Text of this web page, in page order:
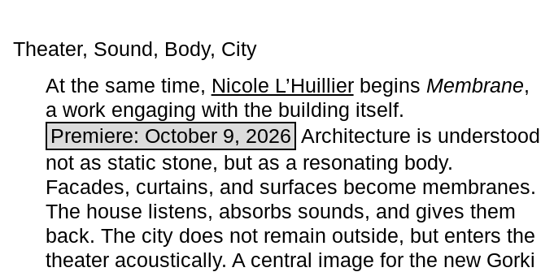
Theater, Sound, Body, City
At the same time, Nicole L’Huillierbegins ­ Membrane,
a work engaging with the building itself.
Premiere: October 9, 2026 Architecture is understood
not as static stone, but as a resonating body.
Facades, curtains, and surfaces become membranes.
The house listens, absorbs sounds, and gives them
back. The city does not remain outside, but enters the
theater acoustically. A central image for the new Gorki